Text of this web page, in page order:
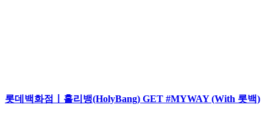
롯데백화점ㅣ홀리뱅(HolyBang) GET #MYWAY (With 롯백)